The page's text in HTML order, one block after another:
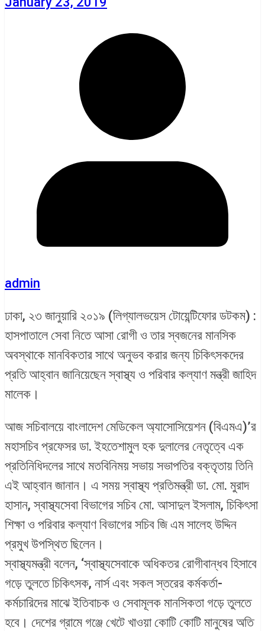
admin
ঢাকা, ২৩ জানুয়ারি ২০১৯ (লিগ্যালভয়েস টোয়েন্টিফোর ডটকম) :
হাসপাতালে সেবা নিতে আসা রোগী ও তার স্বজনের মানসিক
অবস্থাকে মানবিকতার সাথে অনুভব করার জন্য চিকিৎসকদের
প্রতি আহ্বান জানিয়েছেন স্বাস্থ্য ও পরিবার কল্যাণ মন্ত্রী জাহিদ
মালেক।
আজ সচিবালয়ে বাংলাদেশ মেডিকেল অ্যাসোসিয়েশন (বিএমএ)’র
মহাসচিব প্রফেসর ডা. ইহতেশামুল হক দুলালের নেতৃত্বে এক
প্রতিনিধিদলের সাথে মতবিনিময় সভায় সভাপতির বক্তৃতায় তিনি
এই আহ্বান জানান। এ সময় স্বাস্থ্য প্রতিমন্ত্রী ডা. মো. মুরাদ
হাসান, স্বাস্থ্যসেবা বিভাগের সচিব মো. আসাদুল ইসলাম, চিকিৎসা
শিক্ষা ও পরিবার কল্যাণ বিভাগের সচিব জি এম সালেহ উদ্দিন
প্রমুখ উপস্থিত ছিলেন।
স্বাস্থ্যমন্ত্রী বলেন, ‘স্বাস্থ্যসেবাকে অধিকতর রোগীবান্ধব হিসাবে
গড়ে তুলতে চিকিৎসক, নার্স এবং সকল স্তরের কর্মকর্তা-
কর্মচারিদের মাঝে ইতিবাচক ও সেবামূলক মানসিকতা গড়ে তুলতে
হবে। দেশের গ্রামে গঞ্জে খেটে খাওয়া কোটি কোটি মানুষের অতি